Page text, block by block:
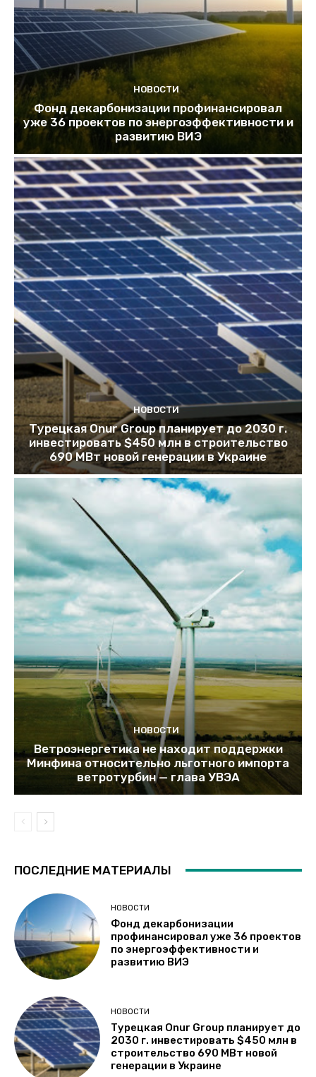
НОВОСТИ
Фонд декарбонизации профинансировал
уже 36 проектов по энергоэффективности и
развитию ВИЭ
НОВОСТИ
Турецкая Onur Group планирует до 2030 г.
инвестировать $450 млн в строительство
690 МВт новой генерации в Украине
НОВОСТИ
Ветроэнергетика не находит поддержки
Минфина относительно льготного импорта
ветротурбин — глава УВЭА
ПОСЛЕДНИЕ МАТЕРИАЛЫ
НОВОСТИ
Фонд декарбонизации
профинансировал уже 36 проектов
по энергоэффективности и
развитию ВИЭ
НОВОСТИ
Турецкая Onur Group планирует до
2030 г. инвестировать $450 млн в
строительство 690 МВт новой
генерации в Украине